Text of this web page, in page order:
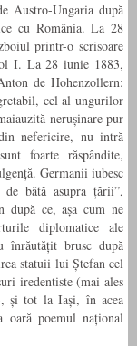
Austro-Ungaria după
cu România. La 28
printr-o scrisoare
I. La 28 iunie 1883,
de Hohenzollern:
cel al ungurilor
nerușinare pur
nefericire, nu intră
foarte răspândite,
Germanii iubesc
bâtă asupra țării”,
după ce, așa cum ne
diplomatice ale
înrăutățit brusc după
statuii lui Ștefan cel
iredentiste (mai ales
și tot la Iași, în acea
oară poemul național